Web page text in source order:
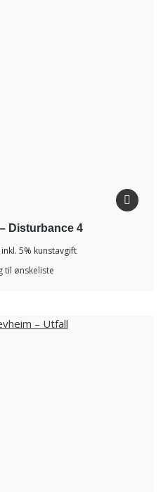
Disturbance 4
inkl. 5% kunstavgift
til ønskeliste